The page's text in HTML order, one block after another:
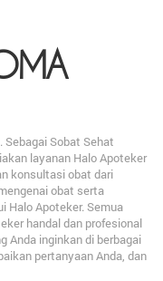
Sobat Sehat
layanan Halo Apoteker
konsultasi obat dari
obat serta
Halo Apoteker. Semua
handal dan profesional
Anda inginkan di berbagai
pertanyaan Anda, dan